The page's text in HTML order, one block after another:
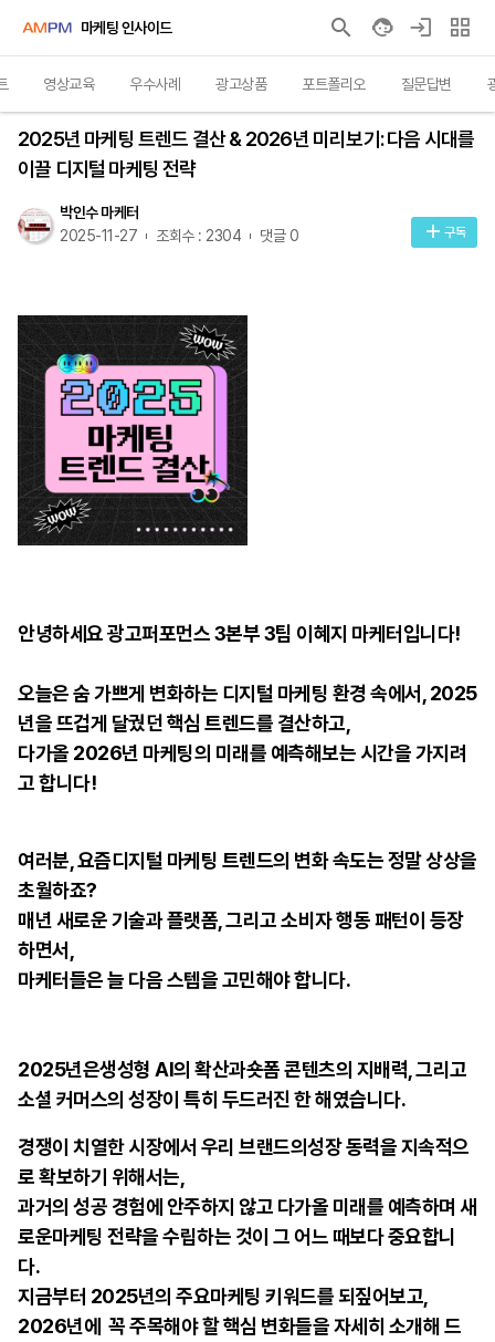
마케팅 인사이드
영상교육 우수사례 광고상품 포트폴리오 질문답변
인사이트
2025년 마케팅 트렌드 결산 & 2026년 미리보기: 다음 시대를
이끌 디지털 마케팅 전략
박인수 마케터
2025-11-27
조회수 : 2304 댓글 0 구독
안녕하세요 광고퍼포먼스 3본부 3팀 이혜지 마케터입니다!
오늘은 숨 가쁘게 변화하는 디지털 마케팅 환경 속에서, 2025
년을 뜨겁게 달궜던 핵심 트렌드를 결산하고,
다가올 2026년 마케팅의 미래를 예측해보는 시간을 가지려
고 합니다!
여러분, 요즘디지털 마케팅 트렌드의 변화 속도는 정말 상상을
초월하죠?
매년 새로운 기술과 플랫폼, 그리고 소비자 행동 패턴이 등장
하면서,
마케터들은 늘 다음 스텝을고민해야 합니다.
2025년은생성형 AI의 확산과숏폼 콘텐츠의 지배력, 그리고
소셜 커머스의 성장이 특히 두드러진 한 해였습니다.
경쟁이 치열한 시장에서 우리 브랜드의성장 동력을 지속적으
로 확보하기 위해서는,
과거의 성공 경험에 안주하지 않고 다가올 미래를 예측하며 새
로운마케팅 전략을 수립하는 것이 그 어느 때보다 중요합니
다.
지금부터 2025년의 주요마케팅 키워드를 되짚어보고,
2026년에 꼭 주목해야 할 핵심 변화들을 자세히 소개해 드